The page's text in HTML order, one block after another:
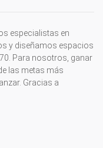
especialistas en
y diseñamos espacios
Para nosotros, ganar
las metas más
Gracias a